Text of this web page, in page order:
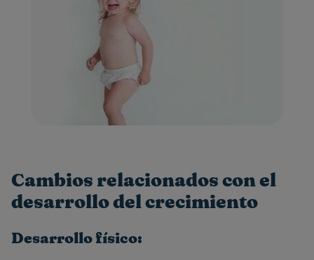
Cambios relacionados con el
desarrollo del crecimiento
Desarrollo físico: